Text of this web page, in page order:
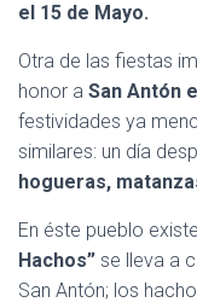
el 15 de Mayo.
Otra de las fiestas
honor a San Antón
festividades ya
similares: un día
hogueras,
En éste pueblo
Hachos” se lleva a
San Antón; los